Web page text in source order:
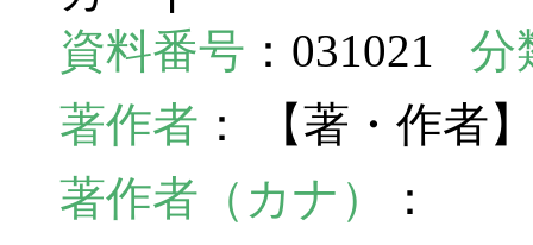
資料番号 ：031021 分
著作者 ： 【著・作者
著作者（カナ）
：